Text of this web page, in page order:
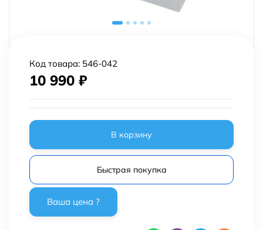
Код товара: 546-042
10 990 ₽
В корзину
Быстрая покупка